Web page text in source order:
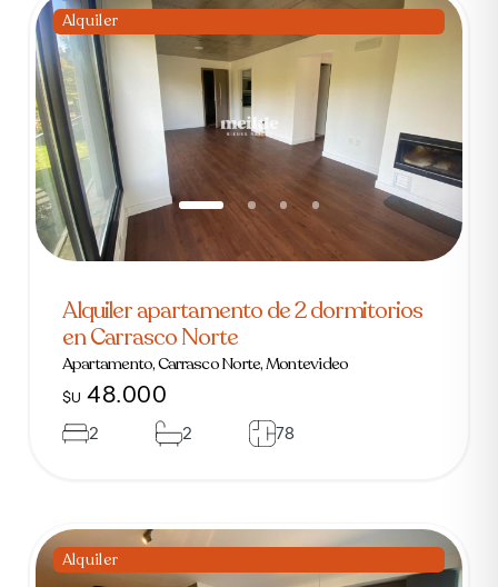
Alquiler
Alquiler apartamento de 2 dormitorios
en Carrasco Norte
Apartamento, Carrasco Norte, Montevideo
$U 48.000
2 2 78
Alquiler